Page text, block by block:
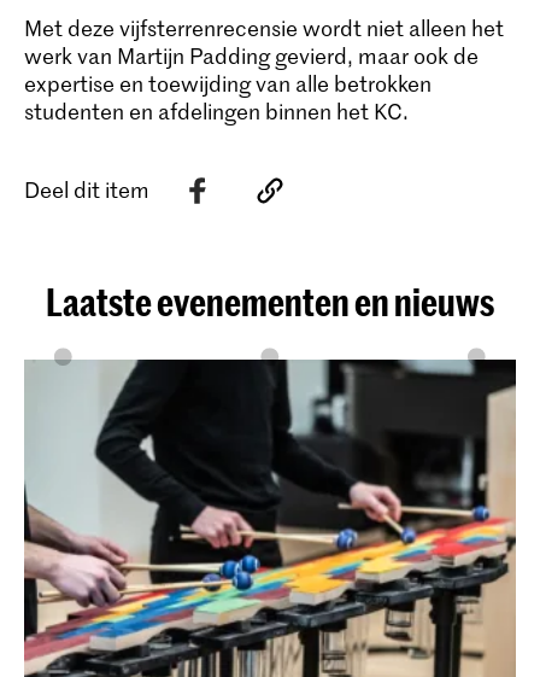
Met deze vijfsterrenrecensie wordt niet alleen het
werk van Martijn Padding gevierd, maar ook de
expertise en toewijding van alle betrokken
studenten en afdelingen binnen het KC.
Deel dit item
Laatste evenementen en nieuws